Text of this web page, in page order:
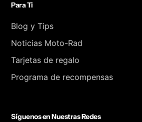
Para Ti
Blog y Tips
Noticias Moto-Rad
Tarjetas de regalo
Programa de recompensas
Síguenos en Nuestras Redes